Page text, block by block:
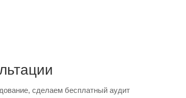
сделаем бесплатный аудит